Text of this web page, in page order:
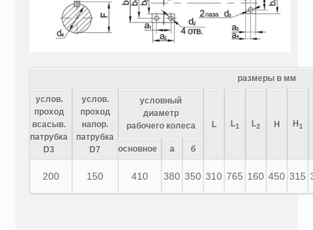
размеры в мм
услов.
проход
всасыв.
патрубка
D3
услов.
проход
напор.
патрубка
D7
условный
диаметр
рабочего колеса
L L1 L2 H H1
основное а б
200 150 410 380 350 310 765 160 450 315